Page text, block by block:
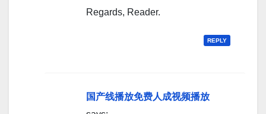
Regards, Reader.
REPLY
国产线播放免费人成视频播放